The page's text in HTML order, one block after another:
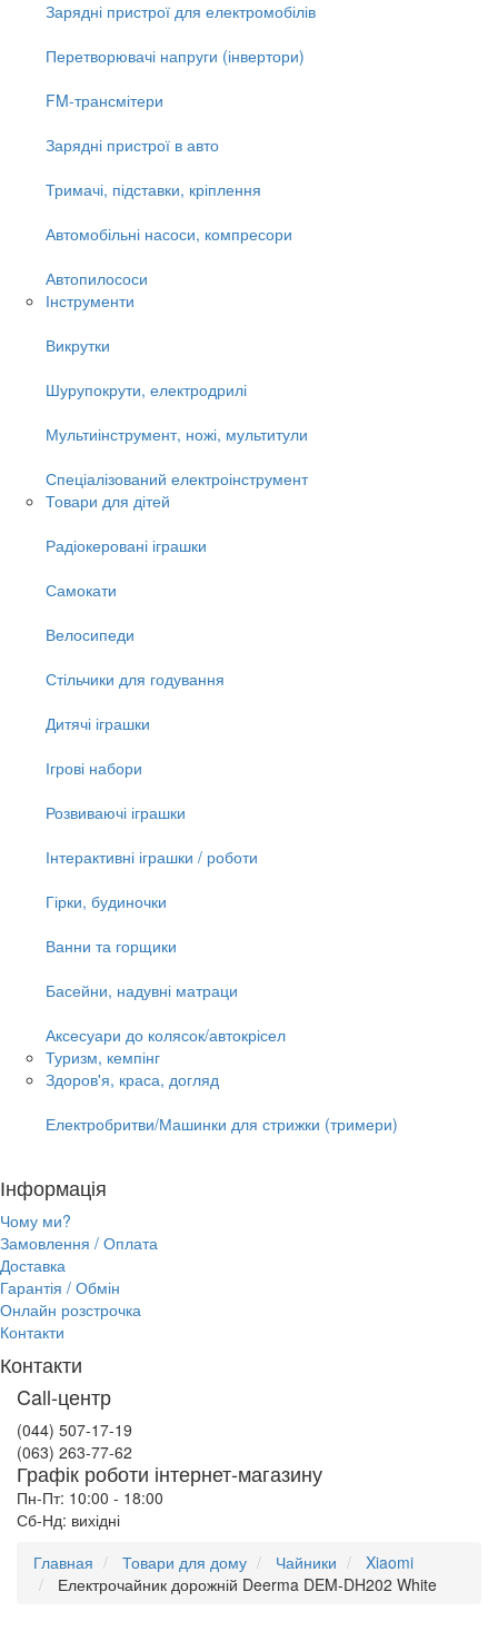
Зарядні пристрої для електромобілів
Перетворювачі напруги (інвертори)
FM-трансмітери
Зарядні пристрої в авто
Тримачі, підставки, кріплення
Автомобільні насоси, компресори
Автопилососи
Інструменти
Викрутки
Шурупокрути, електродрилі
Мультиінструмент, ножі, мультитули
Спеціалізований електроінструмент
Товари для дітей
Радіокеровані іграшки
Самокати
Велосипеди
Стільчики для годування
Дитячі іграшки
Ігрові набори
Розвиваючі іграшки
Інтерактивні іграшки / роботи
Гірки, будиночки
Ванни та горщики
Басейни, надувні матраци
Аксесуари до колясок/автокрісел
Туризм, кемпінг
Здоров'я, краса, догляд
Електробритви/Машинки для стрижки (тримери)
Інформація
Чому ми?
Замовлення / Оплата
Доставка
Гарантія / Обмін
Онлайн розстрочка
Контакти
Контакти
Call-центр
(044) 507-17-19
(063) 263-77-62
Графік роботи інтернет-магазину
Пн-Пт: 10:00 - 18:00
Сб-Нд: вихідні
Главная
Товари для дому Чайники
Xiaomi
Електрочайник дорожній Deerma DEM-DH202 White